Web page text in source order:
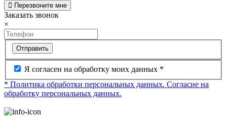
Перезвоните мне
Заказать звонок
×
Отправить
Я согласен на обработку моих данных *
* Политика обработки персональных данных. Согласие на
обработку персональных данных.